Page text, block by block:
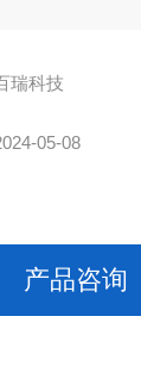
瑞科技
05-08
产品咨询